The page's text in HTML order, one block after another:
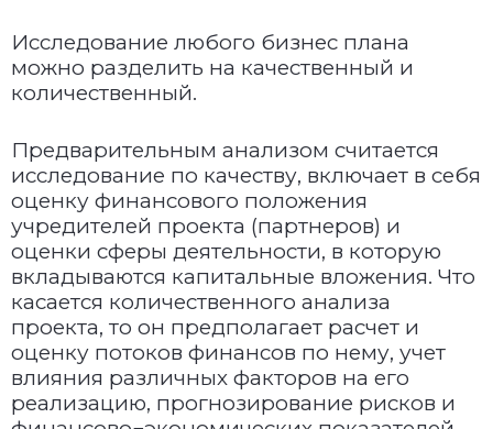
Исследование любого бизнес плана
можно разделить на качественный и
количественный.
Предварительным анализом считается
исследование по качеству, включает в себя
оценку финансового положения
учредителей проекта (партнеров) и
оценки сферы деятельности, в которую
вкладываются капитальные вложения. Что
касается количественного анализа
проекта, то он предполагает расчет и
оценку потоков финансов по нему, учет
влияния различных факторов на его
реализацию, прогнозирование рисков и